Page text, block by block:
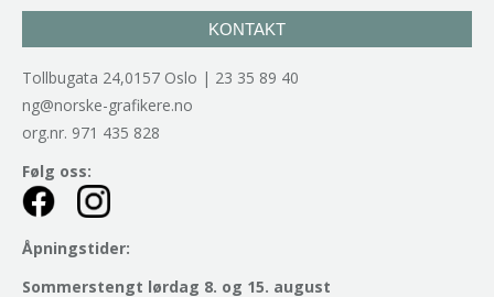
KONTAKT
Tollbugata 24,0157 Oslo | 23 35 89 40
ng@norske-grafikere.no
org.nr. 971 435 828
Følg oss:
Åpningstider:
Sommerstengt lørdag 8. og 15. august